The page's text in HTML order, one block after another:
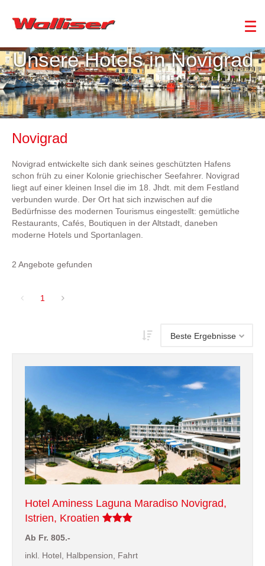
Unsere Hotels in Novigrad
Novigrad
Novigrad entwickelte sich dank seines geschützten Hafens
schon früh zu einer Kolonie griechischer Seefahrer. Novigrad
liegt auf einer kleinen Insel die im 18. Jhdt. mit dem Festland
verbunden wurde. Der Ort hat sich inzwischen auf die
Bedürfnisse des modernen Tourismus eingestellt: gemütliche
Restaurants, Cafés, Boutiquen in der Altstadt, daneben
moderne Hotels und Sportanlagen.
2 Angebote gefunden
1
Hotel Aminess Laguna Maradiso Novigrad,
Istrien, Kroatien
Ab Fr. 805.-
inkl. Hotel, Halbpension, Fahrt